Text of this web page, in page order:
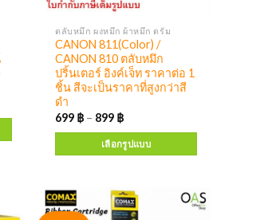
ตลับหมึก ผงหมึก ผ้าหมึก ดรัม
CANON 811(Color) /
CANON 810 ตลับหมึก
ปริ้นเตอร์ อิงค์เจ็ท ราคาต่อ 1
ชิ้น สีจะเป็นราคาที่สูงกว่าสี
ดำ
699 ฿ – 899 ฿
เลือกรูปแบบ